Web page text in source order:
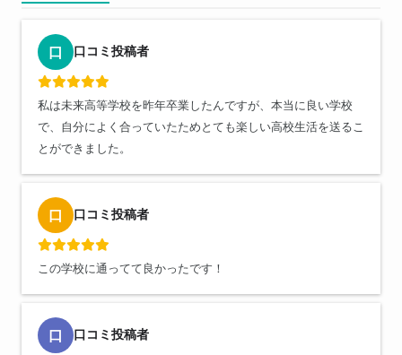
口 口コミ投稿者
私は未来高等学校を昨年卒業したんですが、本当に良い学校
で、自分によく合っていたためとても楽しい高校生活を送るこ
とができました。
口 口コミ投稿者
この学校に通ってて良かったです！
口 口コミ投稿者